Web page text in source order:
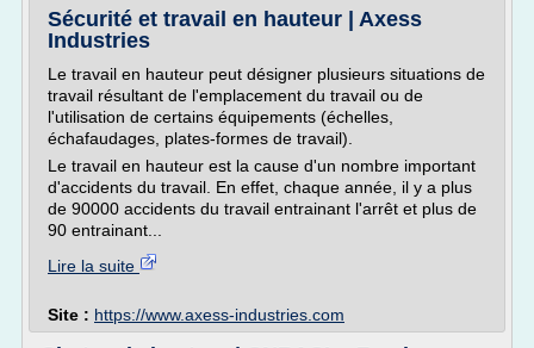
Sécurité et travail en hauteur | Axess
Industries
Le travail en hauteur peut désigner plusieurs situations de
travail résultant de l'emplacement du travail ou de
l'utilisation de certains équipements (échelles,
échafaudages, plates-formes de travail).
Le travail en hauteur est la cause d'un nombre important
d'accidents du travail. En effet, chaque année, il y a plus
de 90000 accidents du travail entrainant l'arrêt et plus de
90 entrainant...
Lire la suite
Site : https://www.axess-industries.com